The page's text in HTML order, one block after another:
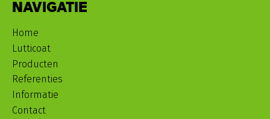
NAVIGATIE
Home
Lutticoat
Producten
Referenties
Informatie
Contact